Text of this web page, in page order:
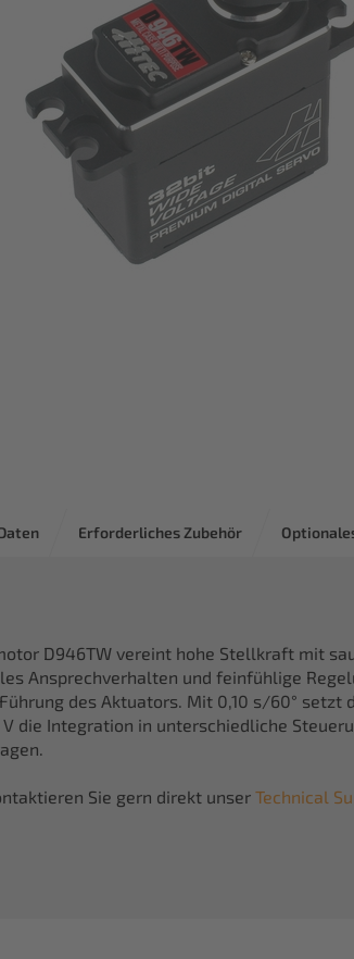
Erforderliches Zubehör
D946TW vereint hohe Stellkraft mit
Ansprechverhalten und feinfühlige
des Aktuators. Mit 0,10 s/60°
die Integration in unterschiedliche
Sie gern direkt unser Technical